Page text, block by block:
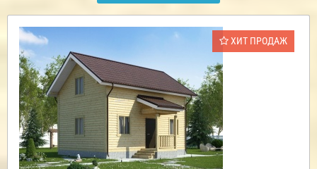
ХИТ ПРОДАЖ